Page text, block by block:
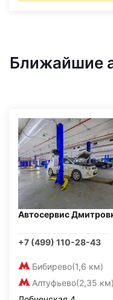
Ближайшие
Автосервис
+7 (499) 110-28-43
Бибирево(1,6 км)
Алтуфьево(2,35 км)